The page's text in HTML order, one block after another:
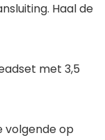
Haal de
met 3,5
volgende op